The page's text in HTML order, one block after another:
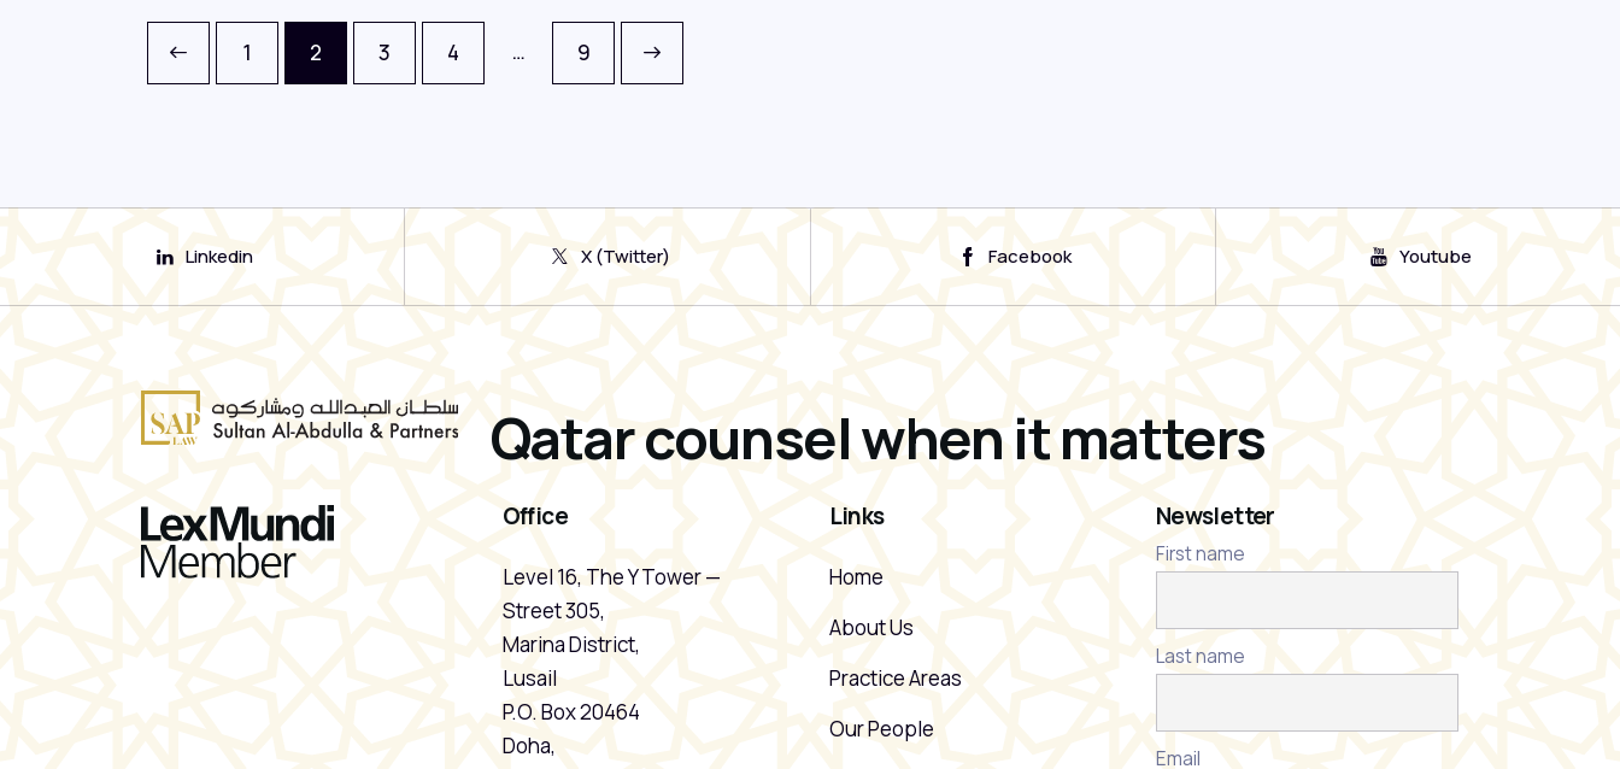
1 2 3 4 … 9
Linkedin X (Twitter) Facebook Youtube
Qatar counsel when it matters
Office
Level 16, The Y Tower —
Street 305,
Marina District,
Lusail
P.O. Box 20464
Doha,
Links
Home
About Us
Practice Areas
Our People
Newsletter
First name
Last name
Email